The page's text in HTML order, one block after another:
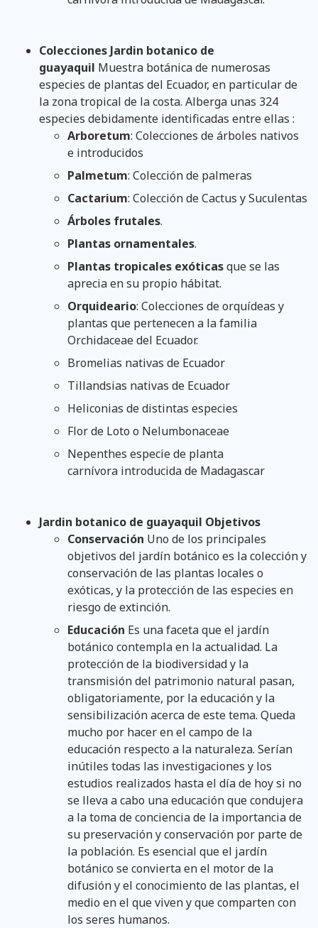
Colecciones Jardin botanico de
guayaquil Muestra botánica de numerosas
especies de plantas del Ecuador, en particular de
la zona tropical de la costa. Alberga unas 324
especies debidamente identificadas entre ellas :
Arboretum: Colecciones de árboles nativos
e introducidos
Palmetum: Colección de palmeras
Cactarium: Colección de Cactus y Suculentas
Árboles frutales.
Plantas ornamentales.
Plantas tropicales exóticasque se las
aprecia en su propio hábitat.
Orquideario: Colecciones de orquídeas y
plantas que pertenecen a la familia
Orchidaceae del Ecuador.
Bromelias nativas de Ecuador
Tillandsias nativas de Ecuador
Heliconias de distintas especies
Flor de Loto o Nelumbonaceae
Nepenthes especie de planta
carnívora introducida de Madagascar
Jardin botanico de guayaquil Objetivos
Conservación Uno de los principales
objetivos del jardín botánico es la colección y
conservación de las plantas locales o
exóticas, y la protección de las especies en
riesgo de extinción.
Educación Es una faceta que el jardín
botánico contempla en la actualidad. La
protección de la biodiversidad y la
transmisión del patrimonio natural pasan,
obligatoriamente, por la educación y la
sensibilización acerca de este tema. Queda
mucho por hacer en el campo de la
educación respecto a la naturaleza. Serían
inútiles todas las investigaciones y los
estudios realizados hasta el día de hoy si no
se lleva a cabo una educación que condujera
a la toma de conciencia de la importancia de
su preservación y conservación por parte de
la población. Es esencial que el jardín
botánico se convierta en el motor de la
difusión y el conocimiento de las plantas, el
medio en el que viven y que comparten con
los seres humanos.